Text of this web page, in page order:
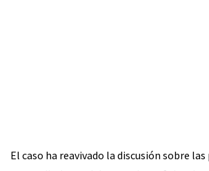
El caso ha reavivado la discusión sobre